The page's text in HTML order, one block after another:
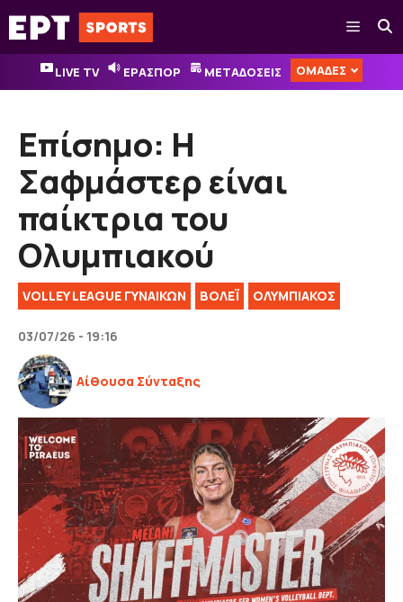
Μετάβαση
σε
περιεχόμενο
Μενού
LIVE TV ΕΡΑΣΠΟΡ ΜΕΤΑΔΟΣΕΙΣ ΟΜΑΔΕΣ
Επίσημο: Η
Σαφμάστερ είναι
παίκτρια του
Ολυμπιακού
VOLLEY LEAGUE ΓΥΝΑΙΚΏΝ ΒOΛΕΪ ΟΛΥΜΠΙΑΚΟΣ
03/07/26 - 19:16
Αίθουσα Σύνταξης